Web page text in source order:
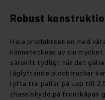
Robust
Hela produktserien med
kännetecknas av sin mycket
särskilt tydligt när det
låglyftande plocktruckar
lyfta tre pallar på upp till
chassiskydd på frontkåpan